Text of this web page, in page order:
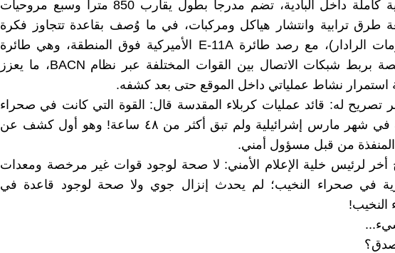
عملياتية كاملة داخل البادية، تضم مدرجا بطول يقارب 850 متراً وسبع مروحيات
طرق ترابية وانتشار هياكل ومركبات، في ما وُصف بقاعدة تتجاوز فكرة
(منظومات الرادار)، مع رصد طائرة E-11A الأميركية فوق المنطقة، وهي طائرة
متخصصة بربط شبكات الاتصال بين القوات المختلفة عبر نظام BACN، ما يعزز
استمرار نشاط عملياتي داخل الموقع حتى بعد كشفه.
تصريح له: قائد عمليات كربلاء المقدسة قال: القوة التي كانت في صحراء
النجف في شهر مارس إشرائيلية ولم تبق أكثر من ٤٨ ساعة! وهو أول كشف عن
المنفذة من قبل مسؤول أمني.
أخر لرئيس خلية الإعلام الأمني: لا صحة لوجود قوات غير مرخصة ومعدات
في صحراء النخيب؛ لم يحدث إنزال جوي ولا صحة لوجود قاعدة في
النخيب!